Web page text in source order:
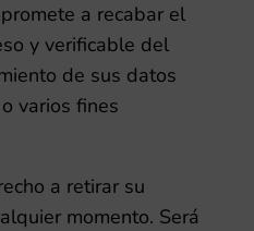
a recabar el
y verificable del
de sus datos
varios fines
a retirar su
momento. Será